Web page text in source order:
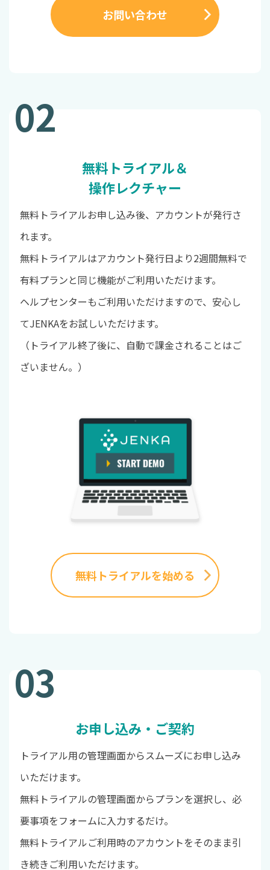
お問い合わせ
02
無料トライアル＆
操作レクチャー
無料トライアルお申し込み後、アカウントが発行さ
れます。
無料トライアルはアカウント発行日より2週間無料で
有料プランと同じ機能がご利用いただけます。
ヘルプセンターもご利用いただけますので、安心し
てJENKAをお試しいただけます。
（トライアル終了後に、自動で課金されることはご
ざいません。）
無料トライアルを始める
03
お申し込み・ご契約
トライアル用の管理画面からスムーズにお申し込み
いただけます。
無料トライアルの管理画面からプランを選択し、必
要事項をフォームに入力するだけ。
無料トライアルご利用時のアカウントをそのまま引
き続きご利用いただけます。